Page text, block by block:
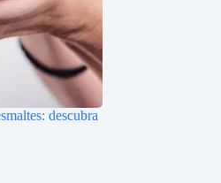
descubra